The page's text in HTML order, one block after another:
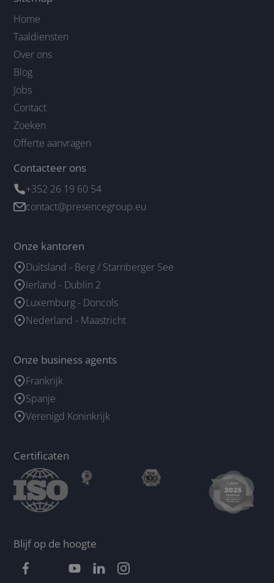
Home
Taaldiensten
Over ons
Blog
Jobs
Contact
Zoeken
Offerte aanvragen
Contacteer ons
+352 26 19 60 54
contact@presencegroup.eu
Onze kantoren
Duitsland - Berg / Starnberger See
Ierland - Dublin 2
Luxemburg - Doncols
Nederland - Maastricht
Onze business agents
Frankrijk
Spanje
Verenigd Koninkrijk
Certificaten
Blijf op de hoogte